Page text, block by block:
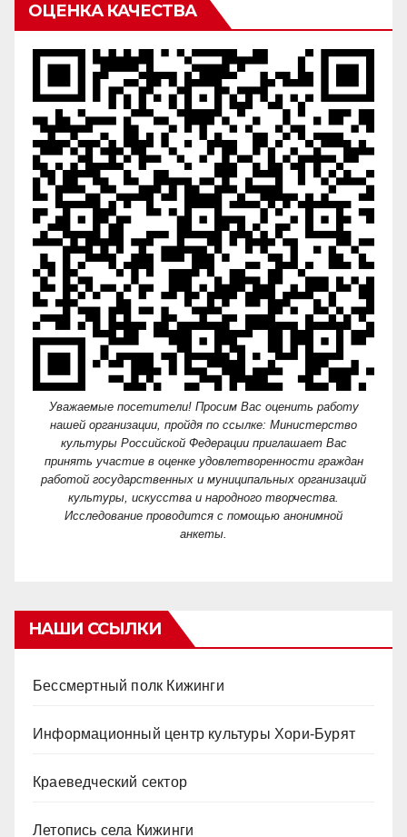
ОЦЕНКА КАЧЕСТВА
Уважаемые посетители! Просим Вас оценить работу
нашей организации, пройдя по ссылке: Министерство
культуры Российской Федерации приглашает Вас
принять участие в оценке удовлетворенности граждан
работой государственных и муниципальных организаций
культуры, искусства и народного творчества.
Исследование проводится с помощью анонимной
анкеты.
НАШИ ССЫЛКИ
Бессмертный полк Кижинги
Информационный центр культуры Хори-Бурят
Краеведческий сектор
Летопись села Кижинги